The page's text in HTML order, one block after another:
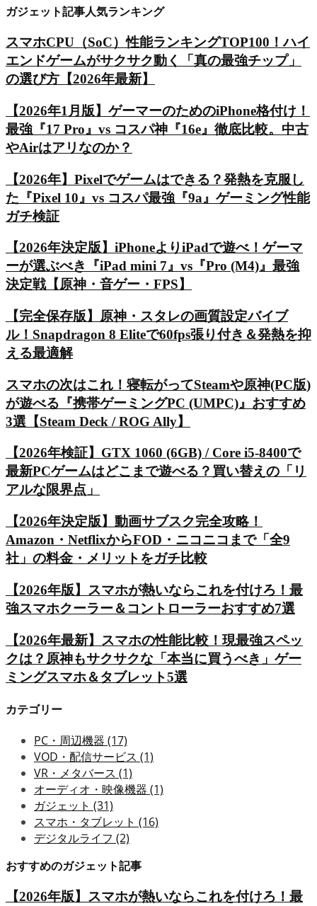
ガジェット記事人気ランキング
スマホCPU（SoC）性能ランキングTOP100！ハイ
エンドゲームがサクサク動く「真の最強チップ」
の選び方【2026年最新】
【2026年1月版】ゲーマーのためのiPhone格付け！
最強『17 Pro』vs コスパ神『16e』徹底比較。中古
やAirはアリなのか？
【2026年】Pixelでゲームはできる？発熱を克服し
た『Pixel 10』vs コスパ最強『9a』ゲーミング性能
ガチ検証
【2026年決定版】iPhoneよりiPadで遊べ！ゲーマ
ーが選ぶべき『iPad mini 7』vs『Pro (M4)』最強
決定戦【原神・音ゲー・FPS】
【完全保存版】原神・スタレの画質設定バイブ
ル！Snapdragon 8 Eliteで60fps張り付き＆発熱を抑
える最適解
スマホの次はこれ！寝転がってSteamや原神(PC版)
が遊べる『携帯ゲーミングPC (UMPC)』おすすめ
3選【Steam Deck / ROG Ally】
【2026年検証】GTX 1060 (6GB) / Core i5-8400で
最新PCゲームはどこまで遊べる？買い替えの「リ
アルな限界点」
【2026年決定版】動画サブスク完全攻略！
Amazon・NetflixからFOD・ニコニコまで「全9
社」の料金・メリットをガチ比較
【2026年版】スマホが熱いならこれを付けろ！最
強スマホクーラー＆コントローラーおすすめ7選
【2026年最新】スマホの性能比較！現最強スペッ
クは？原神もサクサクな「本当に買うべき」ゲー
ミングスマホ＆タブレット5選
カテゴリー
PC・周辺機器 (17)
VOD・配信サービス (1)
VR・メタバース (1)
オーディオ・映像機器 (1)
ガジェット (31)
スマホ・タブレット (16)
デジタルライフ (2)
おすすめのガジェット記事
【2026年版】スマホが熱いならこれを付けろ！最